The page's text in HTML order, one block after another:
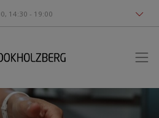
14:30 - 19:00